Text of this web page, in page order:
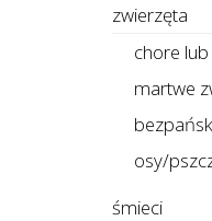
zwierzęta
chore
martwe
osy/
śmieci